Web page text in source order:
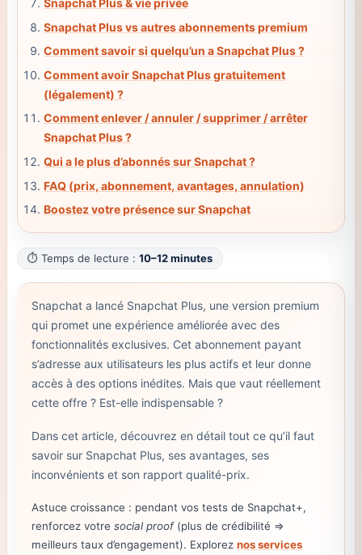
Snapchat Plus & vie privée
Snapchat Plus vs autres abonnements premium
Comment savoir si quelqu’un a Snapchat Plus ?
Comment avoir Snapchat Plus gratuitement
(légalement) ?
Comment enlever / annuler / supprimer / arrêter
Snapchat Plus ?
Qui a le plus d’abonnés sur Snapchat ?
FAQ (prix, abonnement, avantages, annulation)
Boostez votre présence sur Snapchat
⏱️ Temps de lecture : 10–12 minutes
Snapchat a lancé Snapchat Plus, une version premium
qui promet une expérience améliorée avec des
fonctionnalités exclusives. Cet abonnement payant
s’adresse aux utilisateurs les plus actifs et leur donne
accès à des options inédites. Mais que vaut réellement
cette offre ? Est-elle indispensable ?
Dans cet article, découvrez en détail tout ce qu’il faut
savoir sur Snapchat Plus, ses avantages, ses
inconvénients et son rapport qualité-prix.
Astuce croissance : pendant vos tests de Snapchat+,
renforcez votre social proof(plus de crédibilité =>
meilleurs taux d’engagement). Explorez nos services